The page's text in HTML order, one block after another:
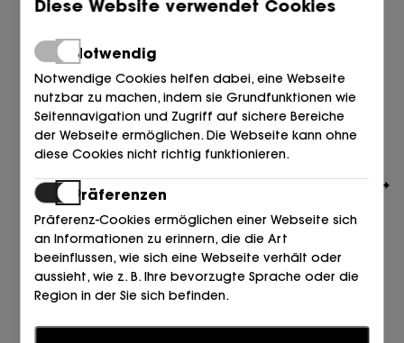
PREMIATA
DEPORTIVO TALON ANTE MOKA DUNKELBRAUN
305,00€
Diese Website verwendet Cookies
Notwendig
Notwendige Cookies helfen dabei, eine Webseite
nutzbar zu machen, indem sie Grundfunktionen wie
Seitennavigation und Zugriff auf sichere Bereiche
der Webseite ermöglichen. Die Webseite kann ohne
diese Cookies nicht richtig funktionieren.
Präferenzen
Präferenz-Cookies ermöglichen einer Webseite sich
an Informationen zu erinnern, die die Art
beeinflussen, wie sich eine Webseite verhält oder
aussieht, wie z. B. Ihre bevorzugte Sprache oder die
Region in der Sie sich befinden.